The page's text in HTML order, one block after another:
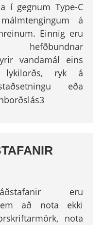
í gegnum Type-C
á
Einnig eru
vandamál eins
ryk á
eða
eru
að nota ekki
nota